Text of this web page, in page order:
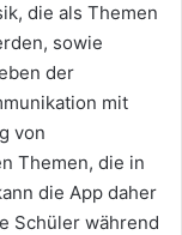
die als Themen
sowie
der
mit
von
Themen, die in
die App daher
Schüler während